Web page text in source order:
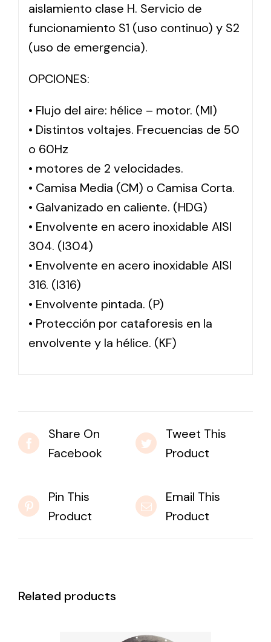
aislamiento clase H. Servicio de
funcionamiento S1 (uso continuo) y S2
(uso de emergencia).
OPCIONES:
• Flujo del aire: hélice – motor. (MI)
• Distintos voltajes. Frecuencias de 50
o 60Hz
• motores de 2 velocidades.
• Camisa Media (CM) o Camisa Corta.
• Galvanizado en caliente. (HDG)
• Envolvente en acero inoxidable AISI
304. (I304)
• Envolvente en acero inoxidable AISI
316. (I316)
• Envolvente pintada. (P)
• Protección por cataforesis en la
envolvente y la hélice. (KF)
Share On
Facebook
Tweet This
Product
Pin This
Product
Email This
Product
Related products